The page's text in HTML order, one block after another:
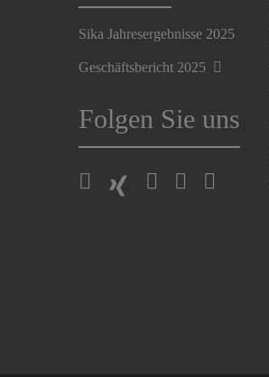
Sika Jahresergebnisse 2025
Geschäftsbericht 2025
Folgen Sie uns